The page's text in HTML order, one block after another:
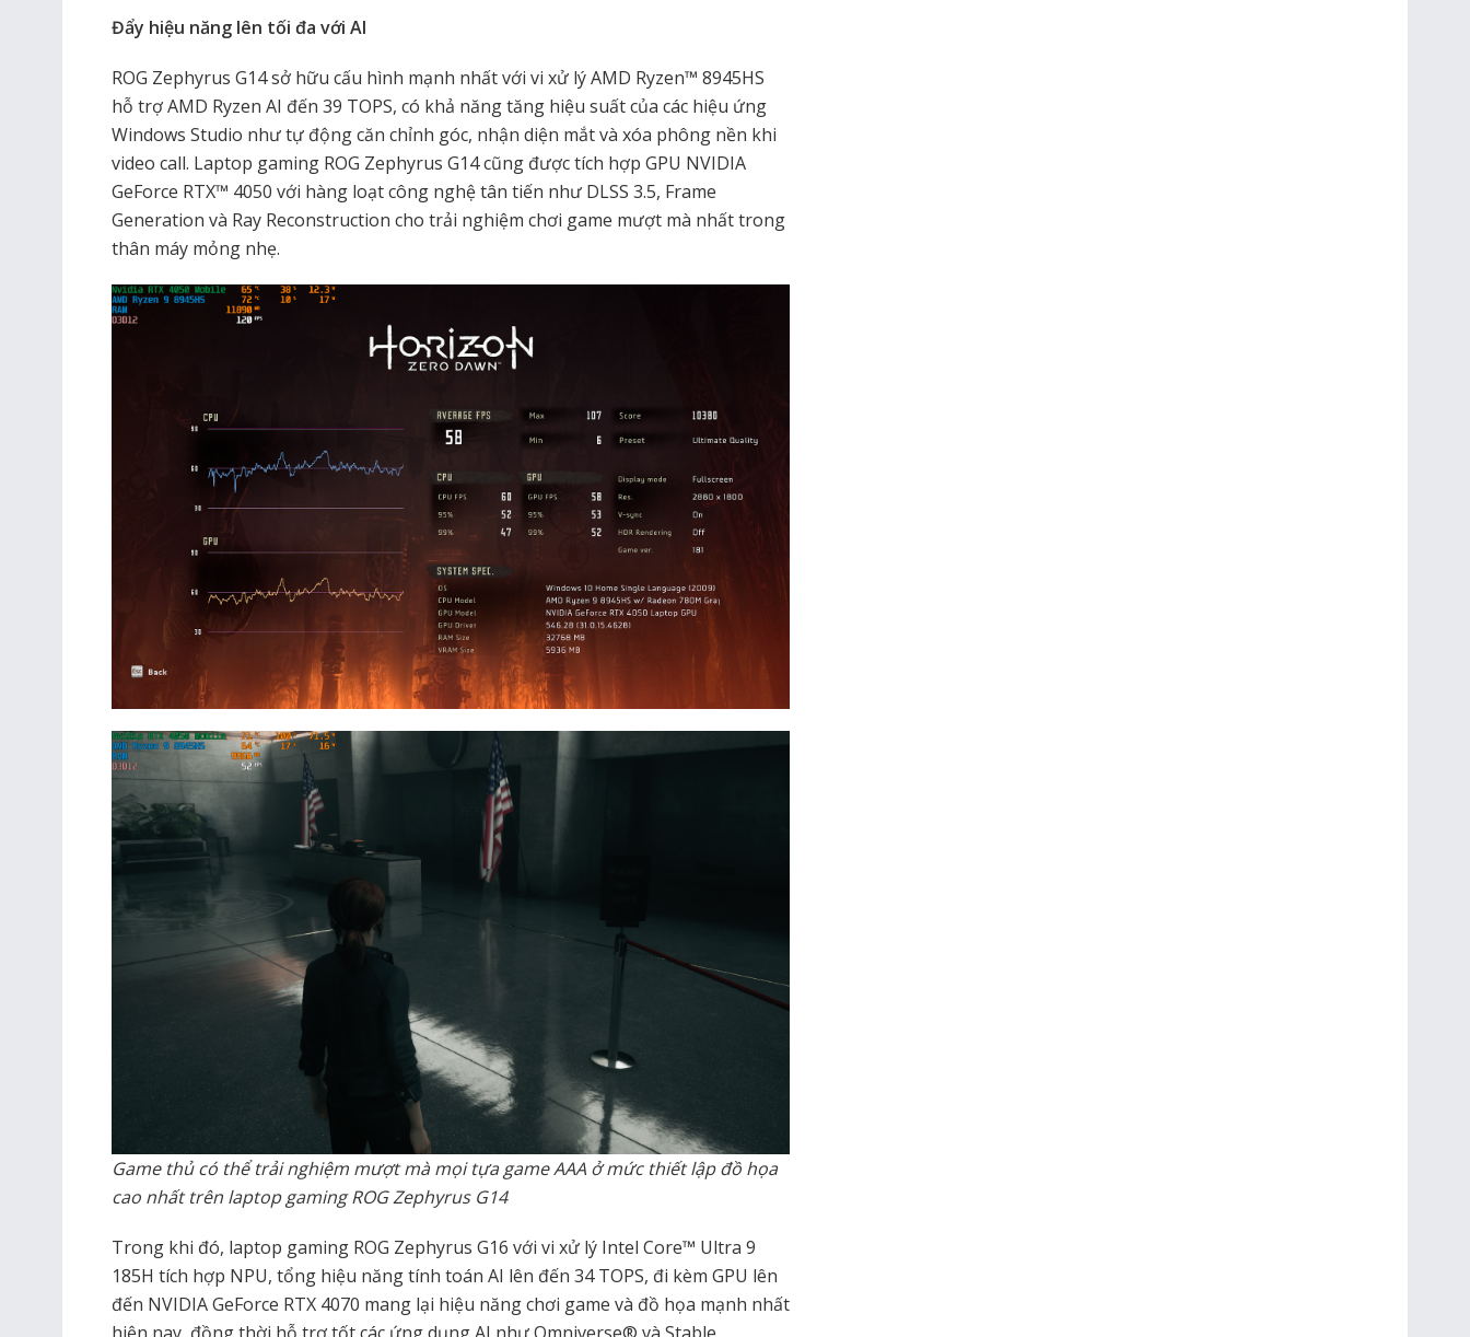
Đẩy hiệu năng lên tối đa với AI
ROG Zephyrus G14 sở hữu cấu hình mạnh nhất với vi xử lý AMD Ryzen™ 8945HS
hỗ trợ AMD Ryzen AI đến 39 TOPS, có khả năng tăng hiệu suất của các hiệu ứng
Windows Studio như tự động căn chỉnh góc, nhận diện mắt và xóa phông nền khi
video call. Laptop gaming ROG Zephyrus G14 cũng được tích hợp GPU NVIDIA
GeForce RTX™ 4050 với hàng loạt công nghệ tân tiến như DLSS 3.5, Frame
Generation và Ray Reconstruction cho trải nghiệm chơi game mượt mà nhất trong
thân máy mỏng nhẹ.
Game thủ có thể trải nghiệm mượt mà mọi tựa game AAA ở mức thiết lập đồ họa
cao nhất trên laptop gaming ROG Zephyrus G14
Trong khi đó, laptop gaming ROG Zephyrus G16 với vi xử lý Intel Core™ Ultra 9
185H tích hợp NPU, tổng hiệu năng tính toán AI lên đến 34 TOPS, đi kèm GPU lên
đến NVIDIA GeForce RTX 4070 mang lại hiệu năng chơi game và đồ họa mạnh nhất